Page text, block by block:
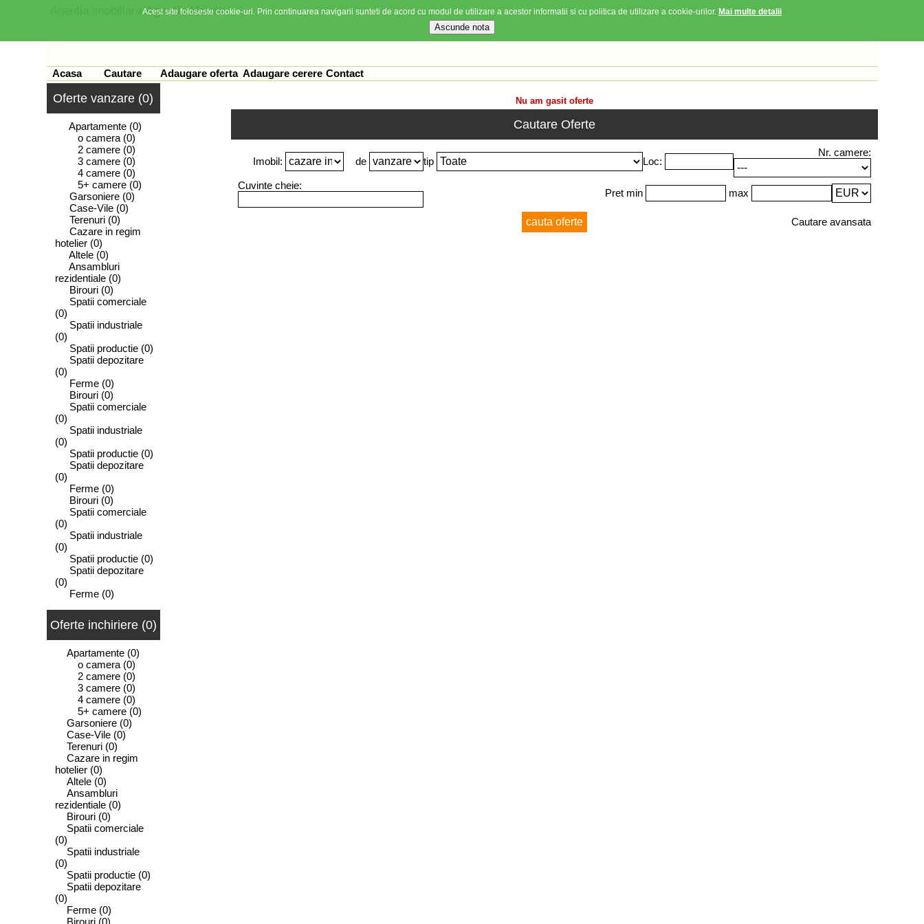
Agentia imobiliaraAgentia House
Acasa Cautare Adaugare oferta Adaugare cerere Contact
Oferte vanzare (0)
Apartamente(0)
o camera(0)
2 camere(0)
3 camere(0)
4 camere(0)
5+ camere(0)
Garsoniere(0)
Case-Vile(0)
Terenuri(0)
Cazare in regim
hotelier(0)
Altele(0)
Ansambluri
rezidentiale(0)
Birouri(0)
Spatii comerciale
(0)
Spatii industriale
(0)
Spatii productie(0)
Spatii depozitare
(0)
Ferme(0)
Birouri(0)
Spatii comerciale
(0)
Spatii industriale
(0)
Spatii productie(0)
Spatii depozitare
(0)
Ferme(0)
Birouri(0)
Spatii comerciale
(0)
Spatii industriale
(0)
Spatii productie(0)
Spatii depozitare
(0)
Ferme(0)
Oferte inchiriere (0)
Apartamente(0)
o camera(0)
2 camere(0)
3 camere(0)
4 camere(0)
5+ camere(0)
Garsoniere(0)
Case-Vile(0)
Terenuri(0)
Cazare in regim
hotelier(0)
Altele(0)
Ansambluri
rezidentiale(0)
Birouri(0)
Spatii comerciale
(0)
Spatii industriale
(0)
Spatii productie(0)
Spatii depozitare
(0)
Ferme(0)
Birouri(0)
Nu am gasit oferte
Cautare Oferte
Imobil: de tip Loc:
Nr. camere:
Cuvinte cheie:
Pret min max
Cautare avansata
Acest site foloseste cookie-uri. Prin continuarea navigarii sunteti de acord cu modul de utilizare a acestor informatii si cu politica de utilizare a cookie-urilor. Mai multe detalii